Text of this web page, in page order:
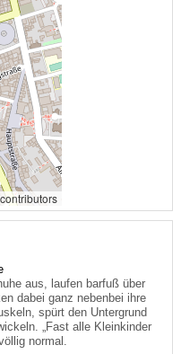
aus, laufen barfuß über
dabei ganz nebenbei ihre
spürt den Untergrund
„Fast alle Kleinkinder
normal.